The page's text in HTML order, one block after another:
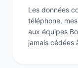
Les données
téléphone,
aux équipes
jamais cédées